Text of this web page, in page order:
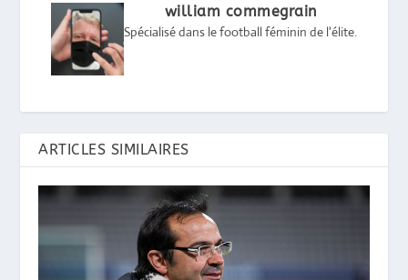
william commegrain
Spécialisé dans le football féminin de l'élite.
ARTICLES SIMILAIRES